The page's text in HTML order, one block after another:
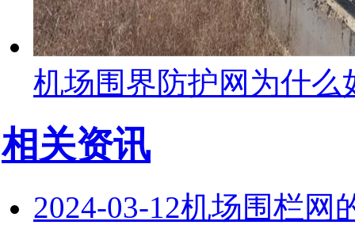
机场围界防护网为什么
相关资讯
2024-03-12机场围栏网